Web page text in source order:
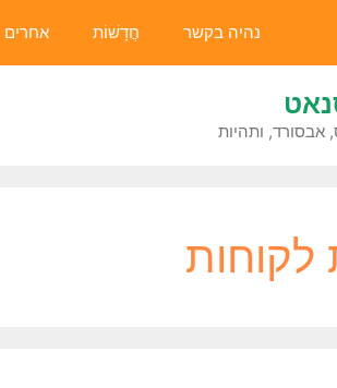
נהיה בקשר חֲדָשׁוֹת אחרים
אבסורד, ותהיות
לקוחות